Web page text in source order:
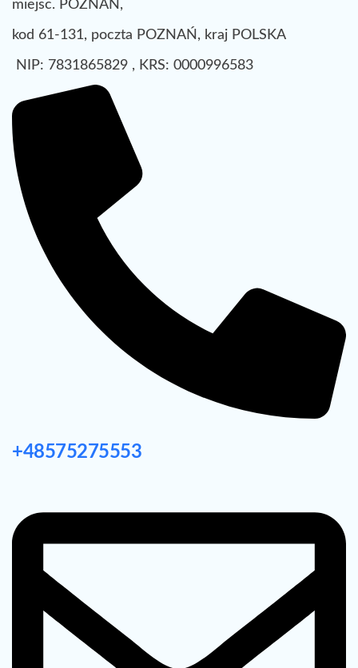
miejsc. POZNAŃ,
kod 61-131, poczta POZNAŃ, kraj POLSKA
NIP: 7831865829 , KRS: 0000996583
+48575275553